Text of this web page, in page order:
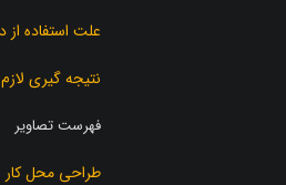
علت استفاده
نتیجه گیری
فهرست تصاویر
طراحی محل کار 1